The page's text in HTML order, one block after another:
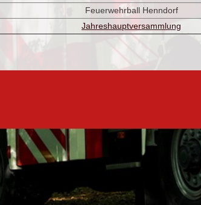
Feuerwehrball Henndorf
Jahreshauptversammlung